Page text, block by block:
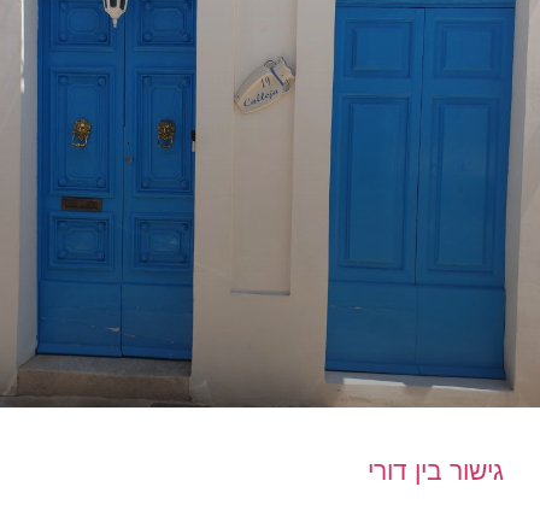
גישור בין דורי